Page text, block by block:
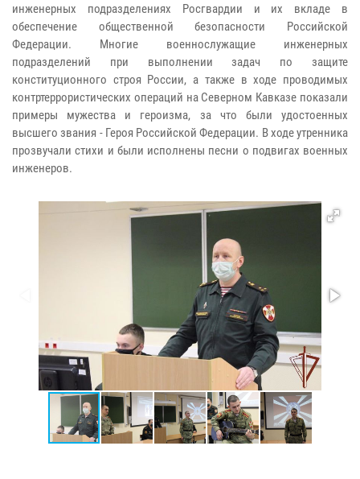
инженерных подразделениях Росгвардии и их вкладе в
обеспечение общественной безопасности Российской
Федерации. Многие военнослужащие инженерных
подразделений при выполнении задач по защите
конституционного строя России, а также в ходе проводимых
контртеррористических операций на Северном Кавказе показали
примеры мужества и героизма, за что были удостоенных
высшего звания - Героя Российской Федерации. В ходе утренника
прозвучали стихи и были исполнены песни о подвигах военных
инженеров.